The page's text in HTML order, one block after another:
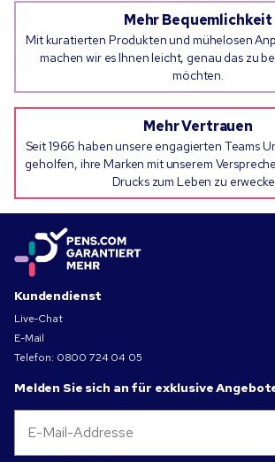
Mehr Bequemlichkeit
Mit kuratierten Produkten und mühelosen
machen wir es Ihnen leicht, genau das zu
möchten.
Mehr Vertrauen
Seit 1966 haben unsere engagierten Teams
geholfen, ihre Marken mit unserem
Drucks zum Leben zu
Kundendienst
Live-Chat
E-Mail
Telefon: 0800 724 04 05
Melden Sie sich an für exklusive